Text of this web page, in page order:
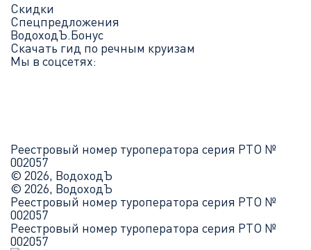
Скидки
Спецпредложения
ВодоходЪ.Бонус
Скачать гид по речным круизам
Мы в соцсетях:
Реестровый номер туроператора серия РТО №
002057
© 2026, ВодоходЪ
© 2026, ВодоходЪ
Реестровый номер туроператора серия РТО №
002057
Реестровый номер туроператора серия РТО №
002057